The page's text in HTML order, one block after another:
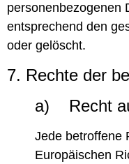
personenbezogenen
entsprechend den
oder gelöscht.
7. Rechte der
a) Recht
Jede betroffene
Europäischen